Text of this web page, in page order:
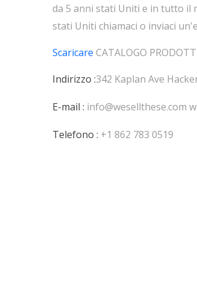
da 5 anni stati Uniti e in tutto il
stati Uniti chiamaci o inviaci
Scaricare CATALOGO
Indirizzo :342 Kaplan Ave
E-mail : info@wesellthese.com
Telefono : +1 862 783 0519